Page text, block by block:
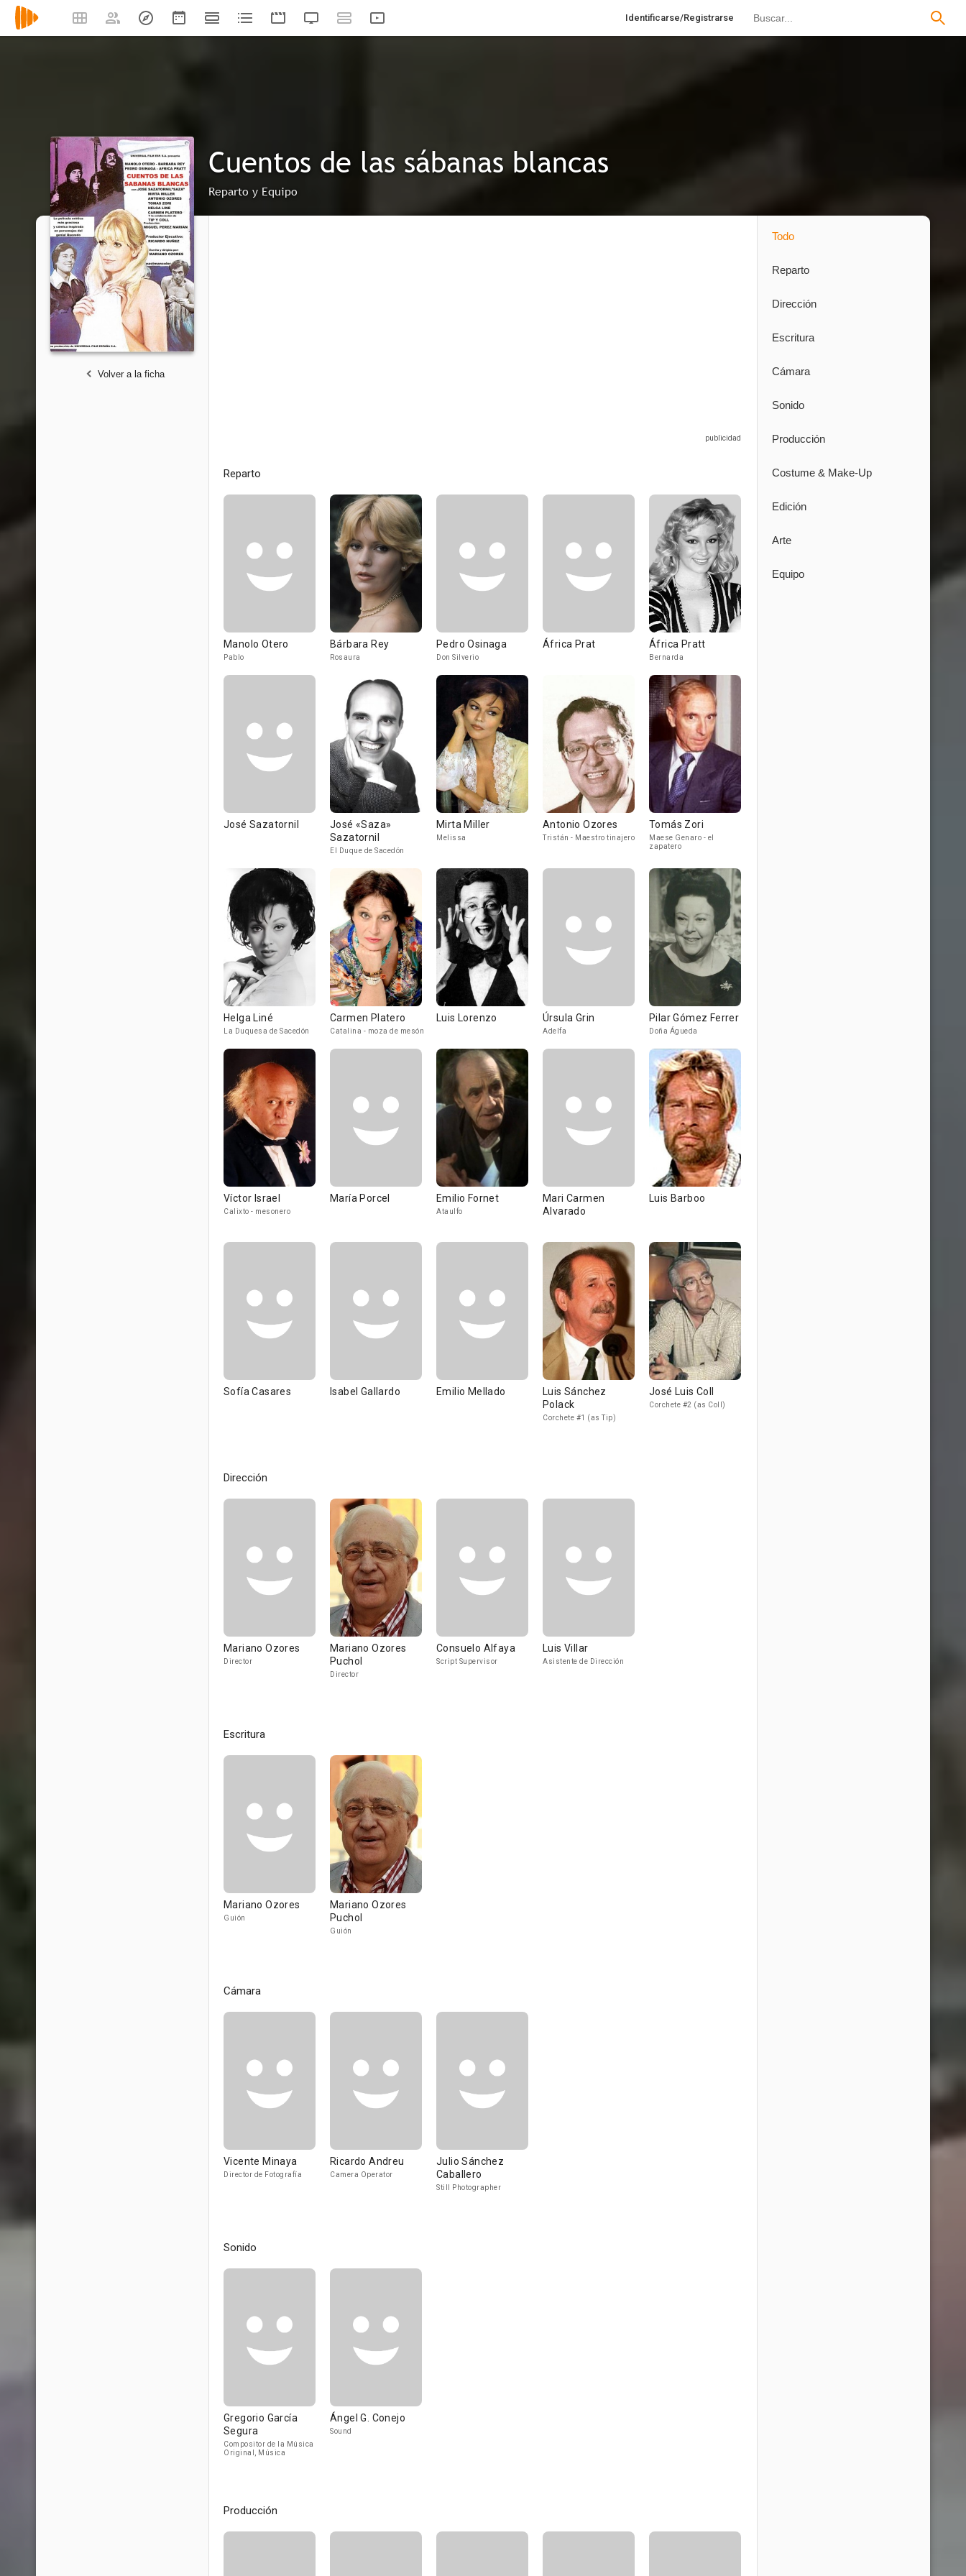
Identificarse/Registrarse
Cuentos de las sábanas blancas
Reparto y Equipo
Volver a la ficha
Reparto
Manolo Otero
Pablo
Bárbara Rey
Rosaura
Pedro Osinaga
Don Silverio
África Prat África Pratt
Bernarda
José Sazatornil
José «Saza»
Sazatornil
El Duque de Sacedón
Mirta Miller
Melissa
Antonio Ozores
Tristán - Maestro tinajero
Tomás Zori
Maese Genaro - el
zapatero
Helga Liné
La Duquesa de Sacedón
Carmen Platero
Catalina - moza de mesón
Luis Lorenzo Úrsula Grin
Adelfa
Pilar Gómez Ferrer
Doña Águeda
Víctor Israel
Calixto - mesonero
María Porcel Emilio Fornet
Ataulfo
Mari Carmen
Alvarado
Luis Barboo
Sofía Casares Isabel Gallardo Emilio Mellado
Luis Sánchez
Polack
Corchete #1 (as Tip)
José Luis Coll
Corchete #2 (as Coll)
Dirección
Mariano Ozores
Director
Mariano Ozores
Puchol
Director
Consuelo Alfaya
Script Supervisor
Luis Villar
Asistente de Dirección
Escritura
Mariano Ozores
Guión
Mariano Ozores
Puchol
Guión
Cámara
Vicente Minaya
Director de Fotografía
Ricardo Andreu
Camera Operator
Julio Sánchez
Caballero
Still Photographer
Sonido
Gregorio García
Segura
Compositor de la Música
Original, Música
Ángel G. Conejo
Sound
Producción
Todo
Reparto
Dirección
Escritura
Cámara
Sonido
Producción
Costume & Make-Up
Edición
Arte
Equipo